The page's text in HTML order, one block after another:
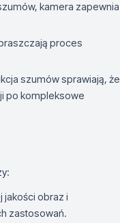
kamera zapewnia
proces
szumów sprawiają, że
po kompleksowe
jakości obraz i
zastosowań.